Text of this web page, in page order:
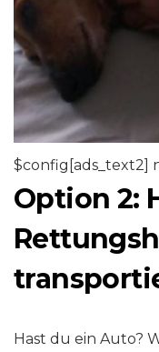
$config[ads_text2]
Option 2:
Hast du ein Auto?